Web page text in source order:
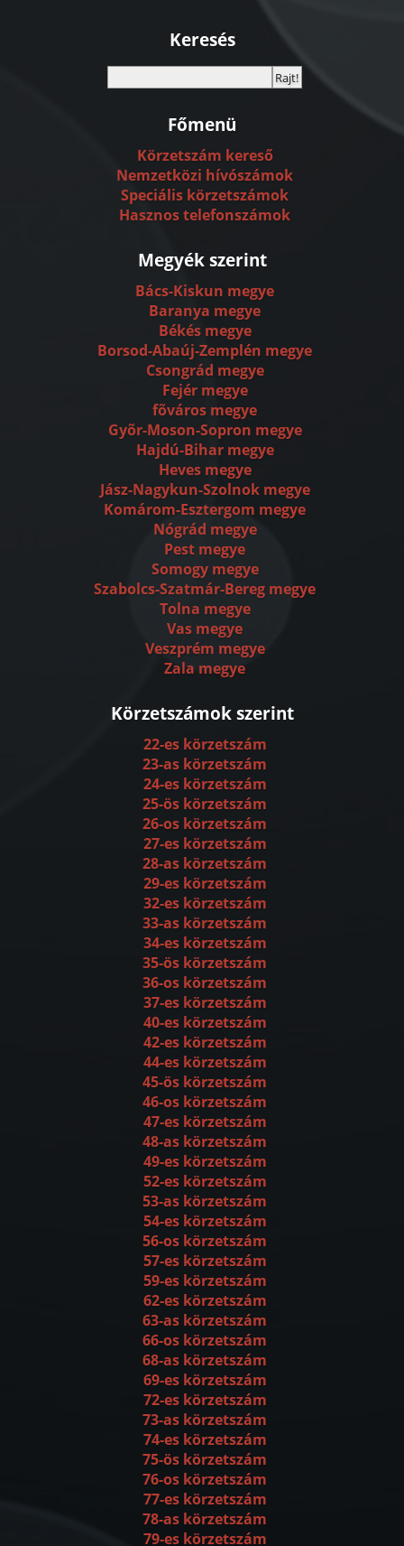
Keresés
Főmenü
Körzetszám kereső
Nemzetközi hívószámok
Speciális körzetszámok
Hasznos telefonszámok
Megyék szerint
Bács-Kiskun megye
Baranya megye
Békés megye
Borsod-Abaúj-Zemplén megye
Csongrád megye
Fejér megye
fõváros megye
Gyõr-Moson-Sopron megye
Hajdú-Bihar megye
Heves megye
Jász-Nagykun-Szolnok megye
Komárom-Esztergom megye
Nógrád megye
Pest megye
Somogy megye
Szabolcs-Szatmár-Bereg megye
Tolna megye
Vas megye
Veszprém megye
Zala megye
Körzetszámok szerint
22-es körzetszám
23-as körzetszám
24-es körzetszám
25-ös körzetszám
26-os körzetszám
27-es körzetszám
28-as körzetszám
29-es körzetszám
32-es körzetszám
33-as körzetszám
34-es körzetszám
35-ös körzetszám
36-os körzetszám
37-es körzetszám
40-es körzetszám
42-es körzetszám
44-es körzetszám
45-ös körzetszám
46-os körzetszám
47-es körzetszám
48-as körzetszám
49-es körzetszám
52-es körzetszám
53-as körzetszám
54-es körzetszám
56-os körzetszám
57-es körzetszám
59-es körzetszám
62-es körzetszám
63-as körzetszám
66-os körzetszám
68-as körzetszám
69-es körzetszám
72-es körzetszám
73-as körzetszám
74-es körzetszám
75-ös körzetszám
76-os körzetszám
77-es körzetszám
78-as körzetszám
79-es körzetszám